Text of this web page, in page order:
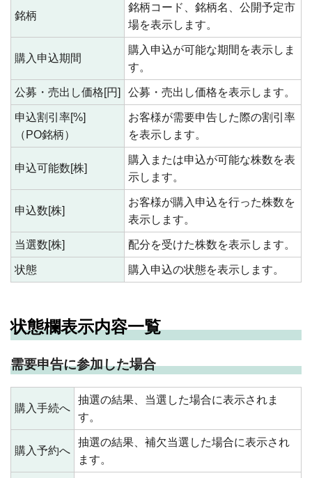
銘柄
銘柄コード、銘柄名、公開予定市
場を表示します。
購入申込期間
購入申込が可能な期間を表示しま
す。
公募・売出し価格[円] 公募・売出し価格を表示します。
申込割引率[%]
（PO銘柄）
お客様が需要申告した際の割引率
を表示します。
申込可能数[株]
購入または申込が可能な株数を表
示します。
申込数[株]
お客様が購入申込を行った株数を
表示します。
当選数[株] 配分を受けた株数を表示します。
状態 購入申込の状態を表示します。
状態欄表示内容一覧
需要申告に参加した場合
購入手続へ
抽選の結果、当選した場合に表示されま
す。
購入予約へ
抽選の結果、補欠当選した場合に表示され
ます。